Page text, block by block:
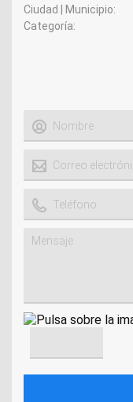
Ciudad | Municipio
Categoría